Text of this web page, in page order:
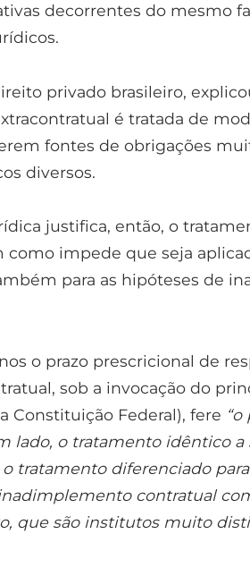
decorrentes do mesmo
privado brasileiro,
é tratada de
fontes de obrigações
diversos.
justifica, então, o
como impede que seja
para as hipóteses de
o prazo prescricional de
sob a invocação do
Constituição Federal), fere
lado, o tratamento idêntico a
tratamento diferenciado
contratual
que são institutos muito